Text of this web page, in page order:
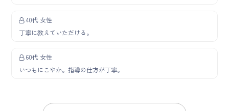
40代 女性
丁寧に教えていただける。
60代 女性
いつもにこやか。指導の仕方が丁寧。